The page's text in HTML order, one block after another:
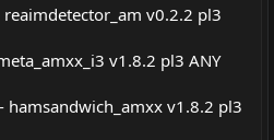
v0.2.2 pl3
v1.8.2 pl3 ANY
hamsandwich_amxx v1.8.2 pl3